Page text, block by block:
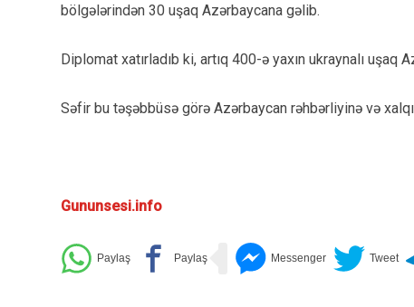
bölgələrindən 30 uşaq Azərbaycana gəlib.
Diplomat xatırladıb ki, artıq 400-ə yaxın ukraynalı uşaq
Səfir bu təşəbbüsə görə Azərbaycan rəhbərliyinə və
Gununsesi.info